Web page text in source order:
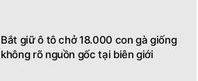
Bắt giữ ô tô chở 18.000 con gà giống
không rõ nguồn gốc tại biên giới